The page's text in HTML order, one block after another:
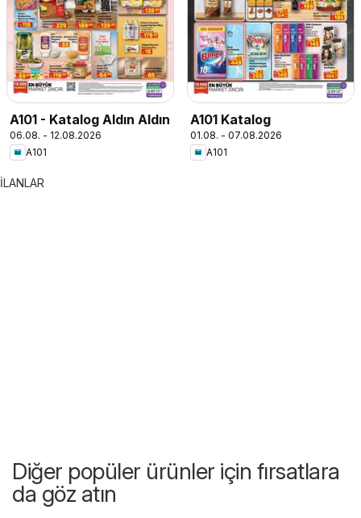
A101 - Katalog Aldın Aldın
06.08. - 12.08.2026
A101
A101 Katalog
01.08. - 07.08.2026
A101
İLANLAR
Diğer popüler ürünler için fırsatlara
da göz atın